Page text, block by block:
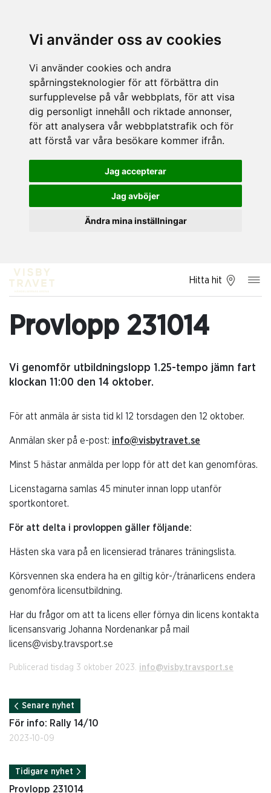
Vi använder oss av cookies
Vi använder cookies och andra
spårningsteknologier för att förbättra din
surfupplevelse på vår webbplats, för att visa
dig personligt innehåll och riktade annonser,
för att analysera vår webbplatstrafik och för
att förstå var våra besökare kommer ifrån.
Jag accepterar
Jag avböjer
Ändra mina inställningar
Hitta hit
Provlopp 231014
Vi genomför utbildningslopp 1.25-tempo jämn fart
klockan 11:00 den 14 oktober.
För att anmäla är sista tid kl 12 torsdagen den 12 oktober.
Anmälan sker på e-post: info@visbytravet.se
Minst 5 hästar anmälda per lopp för att det kan genomföras.
Licenstagarna samlas 45 minuter innan lopp utanför
sportkontoret.
För att delta i provloppen gäller följande:
Hästen ska vara på en licensierad tränares träningslista.
Körsvennen ska endera ha en giltig kör-/tränarlicens endera
genomföra licensutbildning.
Har du frågor om att ta licens eller förnya din licens kontakta
licensansvarig Johanna Nordenankar på mail
licens@visby.travsport.se
Publicerad tisdag 3 oktober 2023. info@visby.travsport.se
Senare nyhet
För info: Rally 14/10
2023-10-09
Tidigare nyhet
Provlopp 231014